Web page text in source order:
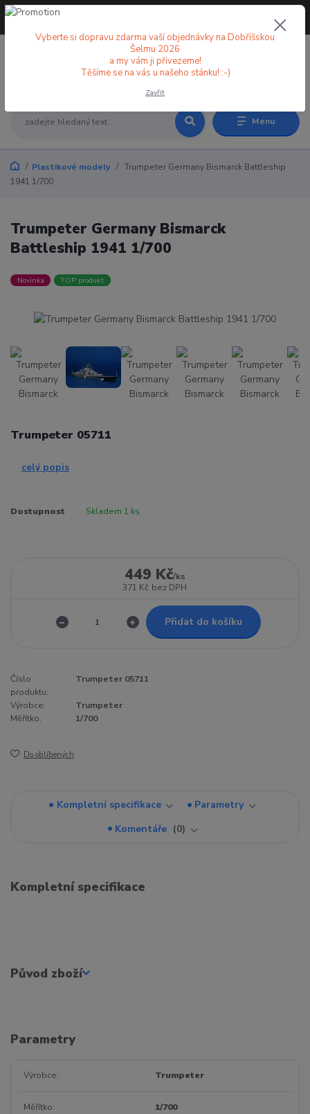
Menu
+420 773 998 582
Plastikové modely
Trumpeter Germany Bismarck Battleship
1941 1/700
Trumpeter Germany Bismarck
Battleship 1941 1/700
Novinka TOP produkt
Trumpeter 05711
celý popis
Dostupnost Skladem 1 ks
449 Kč/ks
371 Kč bez DPH
Přidat do košíku
Číslo
produktu:
Trumpeter 05711
Výrobce:
Trumpeter
Měřítko:
1/700
Do oblíbených
Kompletní specifikace
Parametry
Komentáře
0
Kompletní specifikace
Původ zboží
Parametry
Výrobce Trumpeter
Měřítko 1/700
Vyberte si dopravu zdarma vaší objednávky na Dobříšskou
Šelmu 2026
a my vám ji přivezeme!
Těšíme se na vás u našeho stánku! :-)
Zavřít